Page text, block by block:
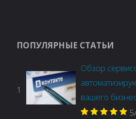
ПОПУЛЯРНЫЕ СТАТЬИ
1
Обзор
вашего